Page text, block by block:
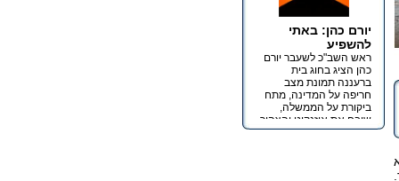
יורם כהן: באתי
להשפיע
ראש השב"כ לשעבר יורם
כהן הציג בחוג בית
ברעננה תמונת מצב
חריפה על המדינה, מתח
ביקורת על הממשלה,
שיבח את איזנקוט והצהיר
כי מטרתו אינה כנסת אלא